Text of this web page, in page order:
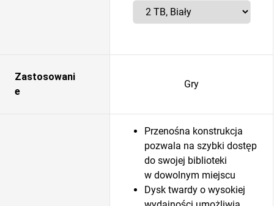
Zastosowani
e
Gry
Przenośna konstrukcja
pozwala na szybki dostęp
do swojej biblioteki
w dowolnym miejscu
Dysk twardy o wysokiej